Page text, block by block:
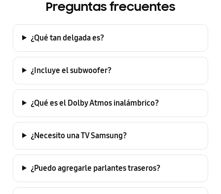
Preguntas frecuentes
¿Qué tan delgada es?
¿Incluye el subwoofer?
¿Qué es el Dolby Atmos inalámbrico?
¿Necesito una TV Samsung?
¿Puedo agregarle parlantes traseros?